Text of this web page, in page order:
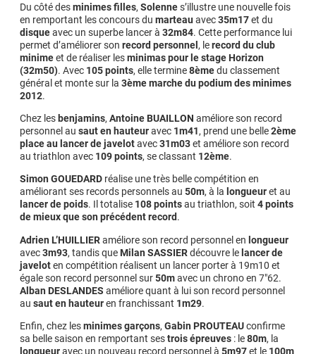
Du côté desminimes filles, Solennes’illustre une nouvelle fois
en remportant les concours du marteau avec35m17et du
disqueavec un superbe lancer à 32m84. Cette performance lui
permet d’améliorer son record personnel , lerecord du club
minimeet de réaliser lesminimas pour le stage Horizon
(32m50). Avec 105 points, elle termine8èmedu classement
général et monte sur la 3ème marche du podium des minimes
2012.
Chez les benjamins, Antoine BUAILLON améliore son record
personnel au saut en hauteuravec 1m41, prend une belle2ème
place au lancer de javelotavec31m03et améliore son record
au triathlon avec 109 points, se classant 12ème.
Simon GOUEDARD réalise une très belle compétition en
améliorant ses records personnels au 50m, à la longueuret au
lancer de poids. Il totalise 108 pointsau triathlon, soit 4 points
de mieux que son précédent record.
Adrien L’HUILLIERaméliore son record personnel en longueur
avec3m93, tandis que Milan SASSIERdécouvre lelancer de
javeloten compétition réalisent un lancer porter à 19m10 et
égale son record personnel sur50mavec un chrono en 7″62.
Alban DESLANDES améliore quant à lui son record personnel
au saut en hauteuren franchissant 1m29.
Enfin, chez lesminimes garçons, Gabin PROUTEAUconfirme
sa belle saison en remportant sestrois épreuves : le80m, la
longueuravec un nouveau record personnel à 5m97et le 100m